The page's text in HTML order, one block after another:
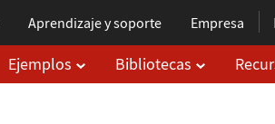
Aprendizajey soporte Empresa
Ejemplos Bibliotecas